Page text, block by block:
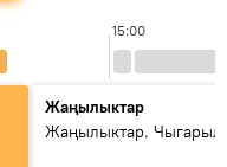
15:00
Жаңылыктар
Жаңылыктар.